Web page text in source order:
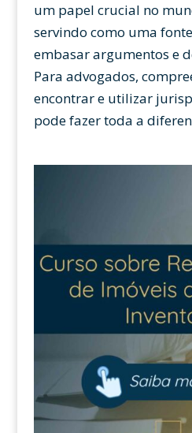
um papel crucial no
servindo como uma
embasar argumentos e
Para advogados,
encontrar e utilizar
pode fazer toda a